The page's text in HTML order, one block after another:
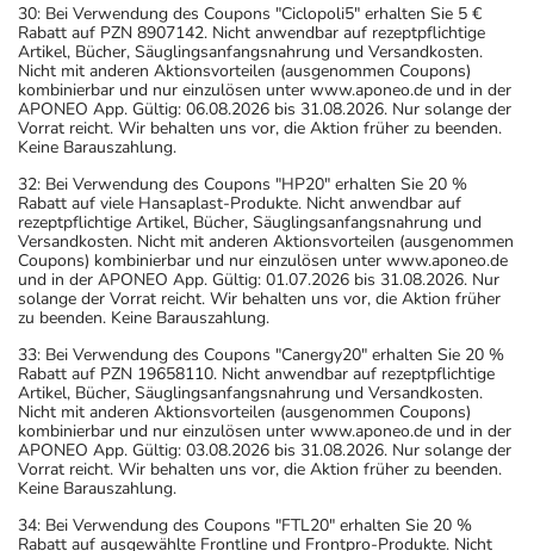
30: Bei Verwendung des Coupons "Ciclopoli5" erhalten Sie 5 €
Rabatt auf PZN 8907142. Nicht anwendbar auf rezeptpflichtige
Artikel, Bücher, Säuglingsanfangsnahrung und Versandkosten.
Nicht mit anderen Aktionsvorteilen (ausgenommen Coupons)
kombinierbar und nur einzulösen unter www.aponeo.de und in der
APONEO App. Gültig: 06.08.2026 bis 31.08.2026. Nur solange der
Vorrat reicht. Wir behalten uns vor, die Aktion früher zu beenden.
Keine Barauszahlung.
32: Bei Verwendung des Coupons "HP20" erhalten Sie 20 %
Rabatt auf viele Hansaplast-Produkte. Nicht anwendbar auf
rezeptpflichtige Artikel, Bücher, Säuglingsanfangsnahrung und
Versandkosten. Nicht mit anderen Aktionsvorteilen (ausgenommen
Coupons) kombinierbar und nur einzulösen unter www.aponeo.de
und in der APONEO App. Gültig: 01.07.2026 bis 31.08.2026. Nur
solange der Vorrat reicht. Wir behalten uns vor, die Aktion früher
zu beenden. Keine Barauszahlung.
33: Bei Verwendung des Coupons "Canergy20" erhalten Sie 20 %
Rabatt auf PZN 19658110. Nicht anwendbar auf rezeptpflichtige
Artikel, Bücher, Säuglingsanfangsnahrung und Versandkosten.
Nicht mit anderen Aktionsvorteilen (ausgenommen Coupons)
kombinierbar und nur einzulösen unter www.aponeo.de und in der
APONEO App. Gültig: 03.08.2026 bis 31.08.2026. Nur solange der
Vorrat reicht. Wir behalten uns vor, die Aktion früher zu beenden.
Keine Barauszahlung.
34: Bei Verwendung des Coupons "FTL20" erhalten Sie 20 %
Rabatt auf ausgewählte Frontline und Frontpro-Produkte. Nicht